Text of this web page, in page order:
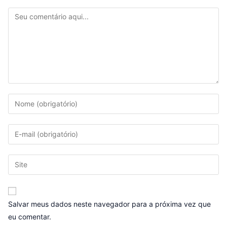
Salvar meus dados neste navegador para a próxima vez que
eu comentar.